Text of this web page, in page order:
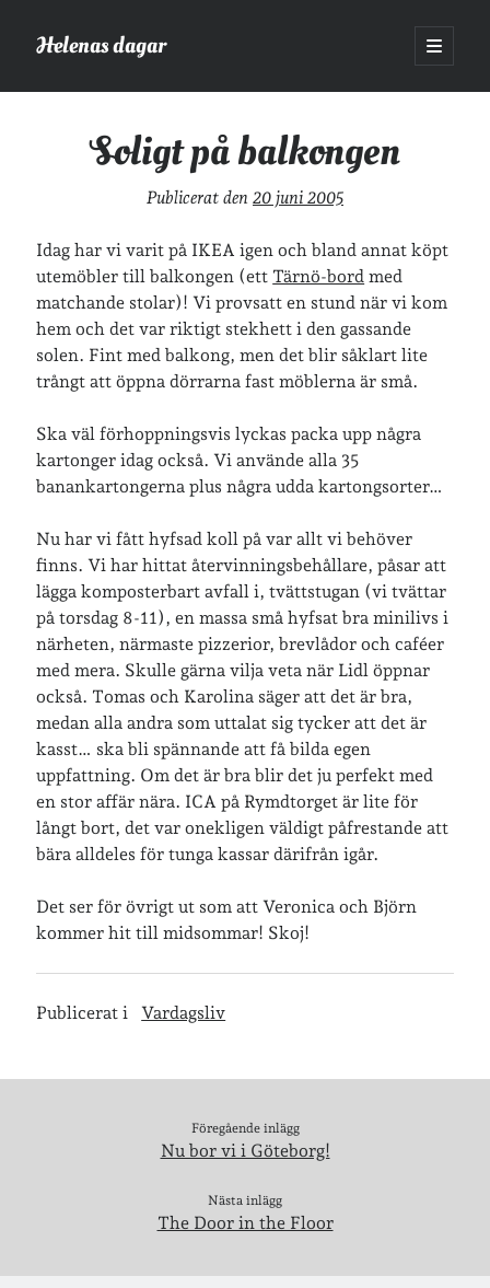
Helenas dagar
öppna
primär
Sidopanel
Hej!
Jag heter Helena och är mamma till Ava och Sander, fru till Jonas
geocaching, löpning och att dricka te.Mer om mig här.
Om lösenordsskyddade inlägg
Senaste inläggen
Sista semesterveckan
Från Hälleforsnäs till Katrineholm på Sörmlandsleden
Nu är jag 46 år
Två veckor på Öland
Jonas 47 år!
Senaste kommentarer
KarinomVålådalsfyrkanten 2024
MariaomVår bröllopsdikt
Fredrik DomLäste i Språktidningen om SÖ-stilen…
Mandalorian, vandring och sommarväder – Helenas dagarom
Vandring mellan Ösmo och Segersäng i sommarväder
Arkiv
Soligt på balkongen
Publicerat den 20 juni 2005
Idag har vi varit på IKEA igen och bland annat köpt
utemöbler till balkongen (ett Tärnö-bord med
matchande stolar)! Vi provsatt en stund när vi kom
hem och det var riktigt stekhett i den gassande
solen. Fint med balkong, men det blir såklart lite
trångt att öppna dörrarna fast möblerna är små.
Ska väl förhoppningsvis lyckas packa upp några
kartonger idag också. Vi använde alla 35
banankartongerna plus några udda kartongsorter…
Nu har vi fått hyfsad koll på var allt vi behöver
finns. Vi har hittat återvinningsbehållare, påsar att
lägga komposterbart avfall i, tvättstugan (vi tvättar
på torsdag 8-11), en massa små hyfsat bra minilivs i
närheten, närmaste pizzerior, brevlådor och caféer
med mera. Skulle gärna vilja veta när Lidl öppnar
också. Tomas och Karolina säger att det är bra,
medan alla andra som uttalat sig tycker att det är
kasst… ska bli spännande att få bilda egen
uppfattning. Om det är bra blir det ju perfekt med
en stor affär nära. ICA på Rymdtorget är lite för
långt bort, det var onekligen väldigt påfrestande att
bära alldeles för tunga kassar därifrån igår.
Det ser för övrigt ut som att Veronica och Björn
kommer hit till midsommar! Skoj!
Publicerat i Vardagsliv
Föregående inlägg
Nu bor vi i Göteborg!
Nästa inlägg
The Door in the Floor